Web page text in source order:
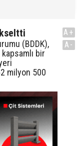
(BDDK),
bir
milyon 500
A+
A-